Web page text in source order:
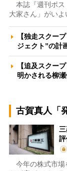
本誌『週刊ポス
大家さん」がい
【独走スクー
ジェクト”の計
【追及スクー
明かされる柳
古賀真人「
今年の株式市場